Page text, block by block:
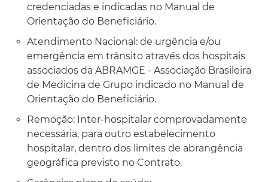
credenciadas e indicadas no Manual de
Orientação do Beneficiário.
Atendimento Nacional: de urgência e/ou
emergência em trânsito através dos hospitais
associados da ABRAMGE - Associação Brasileira
de Medicina de Grupo indicado no Manual de
Orientação do Beneficiário.
Remoção: Inter-hospitalar comprovadamente
necessária, para outro estabelecimento
hospitalar, dentro dos limites de abrangência
geográfica previsto no Contrato.